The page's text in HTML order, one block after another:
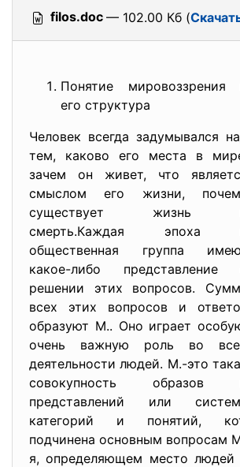
filos.doc — 102.00 Кб (
Понятие мировоззрения
его структура
Человек всегда задумывался
тем, каково его места в
зачем он живет, что
смыслом его жизни,
существует жизнь
смерть.Каждая эпоха
общественная группа
какое-либо представление
решении этих вопросов.
всех этих вопросов и
образуют М.. Оно играет
очень важную роль во
деятельности людей. М.-это
совокупность образов
представлений или
категорий и понятий,
подчинена основным вопросам
я, определяющем место людей